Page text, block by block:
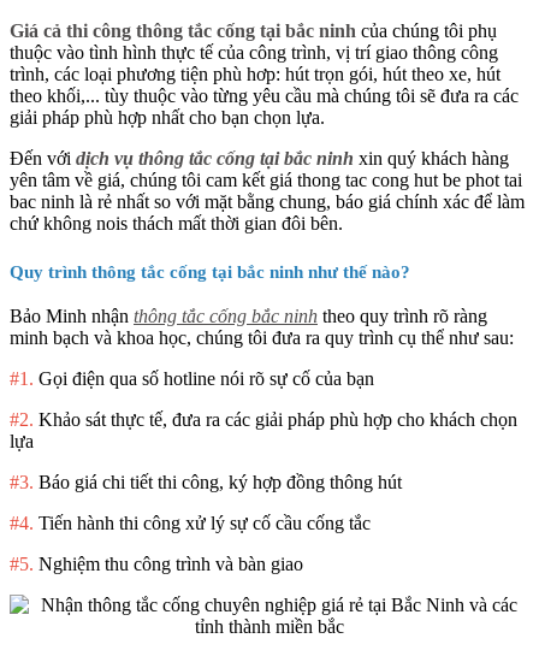
Giá cả thi công thông tắc cống tại bắc ninh của chúng tôi phụ
thuộc vào tình hình thực tế của công trình, vị trí giao thông công
trình, các loại phương tiện phù hơp: hút trọn gói, hút theo xe, hút
theo khối,... tùy thuộc vào từng yêu cầu mà chúng tôi sẽ đưa ra các
giải pháp phù hợp nhất cho bạn chọn lựa.
Đến với dịch vụ thông tắc cống tại bắc ninh xin quý khách hàng
yên tâm về giá, chúng tôi cam kết giá thong tac cong hut be phot tai
bac ninh là rẻ nhất so với mặt bằng chung, báo giá chính xác để làm
chứ không nois thách mất thời gian đôi bên.
Quy trình thông tắc cống tại bắc ninh như thế nào?
Bảo Minh nhận thông tắc cống bắc ninh theo quy trình rõ ràng
minh bạch và khoa học, chúng tôi đưa ra quy trình cụ thể như sau:
#1. Gọi điện qua số hotline nói rõ sự cố của bạn
#2. Khảo sát thực tế, đưa ra các giải pháp phù hợp cho khách chọn
lựa
#3. Báo giá chi tiết thi công, ký hợp đồng thông hút
#4. Tiến hành thi công xử lý sự cố cầu cống tắc
#5. Nghiệm thu công trình và bàn giao